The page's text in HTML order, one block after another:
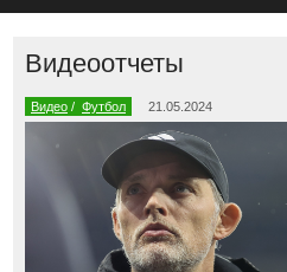
Видеоотчеты
Видео / Футбол 21.05.2024